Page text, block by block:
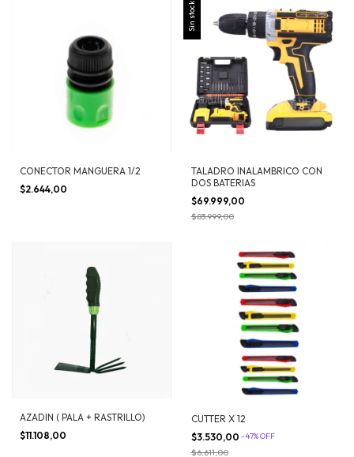
CONECTOR MANGUERA 1/2
$2.644,00
Sin stock
TALADRO INALAMBRICO CON
DOS BATERIAS
$69.999,00
$83.999,00
AZADIN ( PALA + RASTRILLO)
$11.108,00
CUTTER X 12
$3.530,00 -47%OFF
$6.611,00